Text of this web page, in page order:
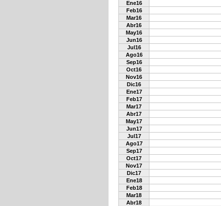
Ene16
Feb16
Mar16
Abr16
May16
Jun16
Jul16
Ago16
Sep16
Oct16
Nov16
Dic16
Ene17
Feb17
Mar17
Abr17
May17
Jun17
Jul17
Ago17
Sep17
Oct17
Nov17
Dic17
Ene18
Feb18
Mar18
Abr18